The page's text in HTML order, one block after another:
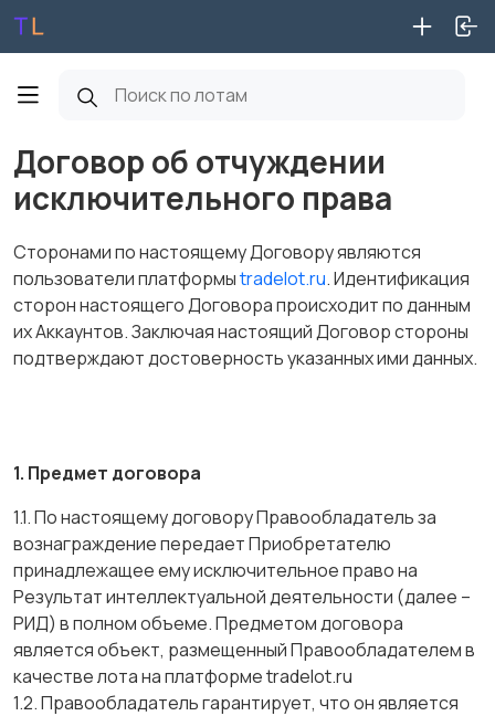
Договор об отчуждении
исключительного права
Сторонами по настоящему Договору являются
пользователи платформыtradelot.ru. Идентификация
сторон настоящего Договора происходит по данным
их Аккаунтов. Заключая настоящий Договор стороны
подтверждают достоверность указанных ими данных.
1. Предмет договора
1.1. По настоящему договору Правообладатель за
вознаграждение передает Приобретателю
принадлежащее ему исключительное право на
Результат интеллектуальной деятельности (далее –
РИД) в полном объеме. Предметом договора
является объект, размещенный Правообладателем в
качестве лота на платформе tradelot.ru
1.2. Правообладатель гарантирует, что он является